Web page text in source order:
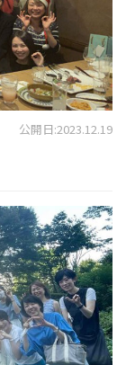
公開日:2023.12.19